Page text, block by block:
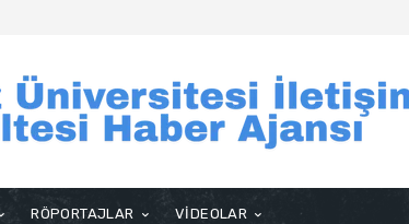
RÖPORTAJLAR VİDEOLAR